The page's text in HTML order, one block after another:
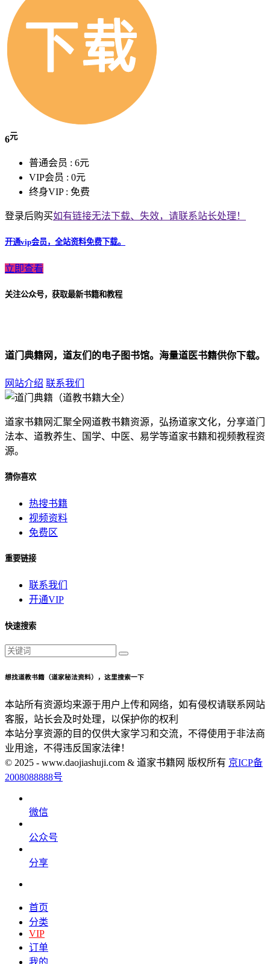
6元
普通会员 : 6元
VIP会员 : 0元
终身VIP : 免费
登录后购买如有链接无法下载、失效，请联系站长处理！
开通vip会员，全站资料免费下载。
立即查看
关注公众号，获取最新书籍和教程
道门典籍网，道友们的电子图书馆。海量道医书籍供你下载。
网站介绍 联系我们
道家书籍网汇聚全网道教书籍资源，弘扬道家文化，分享道门
法本、道教养生、国学、中医、易学等道家书籍和视频教程资
源。
猜你喜欢
热搜书籍
视频资料
免费区
重要链接
联系我们
开通VIP
快速搜索
想找道教书籍（道家秘法资料），这里搜索一下
本站所有资源均来源于用户上传和网络，如有侵权请联系网站
客服，站长会及时处理，以保护你的权利
本站分享资源的目的仅供大家学习和交流，不得使用于非法商
业用途，不得违反国家法律！
© 2025 - www.daojiashuji.com & 道家书籍网 版权所有 京ICP备
2008088888号
微信
公众号
分享
首页
分类
VIP
订单
我的